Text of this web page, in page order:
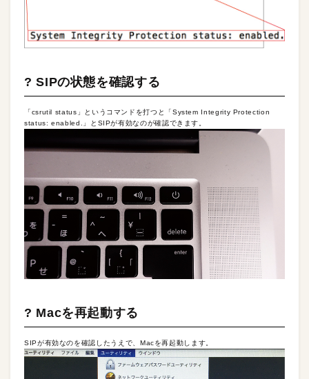
? SIPの状態を確認する
「csrutil status」というコマンドを打つと「System Integrity Protection
status: enabled.」とSIPが有効なのが確認できます。
? Macを再起動する
SIPが有効なのを確認したうえで、Macを再起動します。